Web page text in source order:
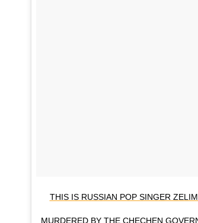
THIS IS RUSSIAN POP SINGER
MURDERED BY THE CHECHEN